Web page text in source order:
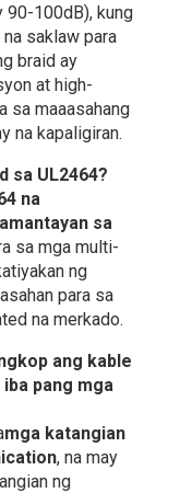
90-100dB), kung
saklaw para
braid ay
at high-
sa maaasahang
na kapaligiran.
sa UL2464?
na
sa
sa mga multi-
ng
para sa
na merkado.
ang kable
pang mga
mga katangian
, na may
ng